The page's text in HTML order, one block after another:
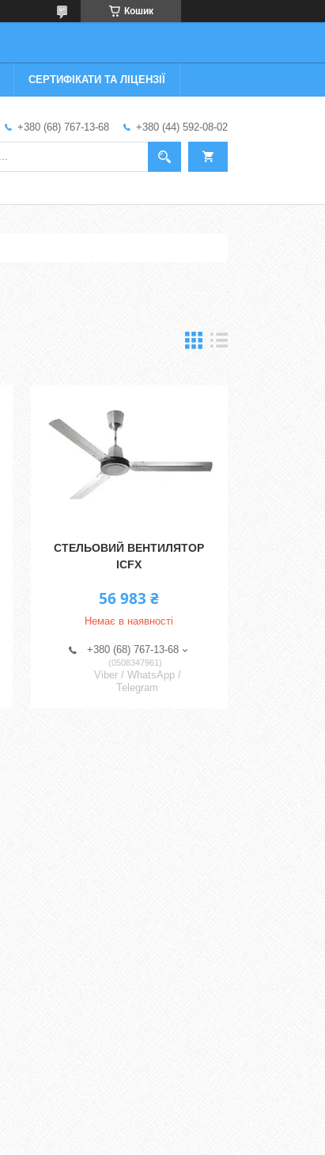
Кошик
СЕРТИФІКАТИ ТА ЛІЦЕНЗІЇ
+380 (68) 767-13-68 +380 (44) 592-08-02
СТЕЛЬОВИЙ ВЕНТИЛЯТОР
ICFX
56 983 ₴
Немає в наявності
+380 (68) 767-13-68
0508347961
Viber / WhatsApp /
Telegram